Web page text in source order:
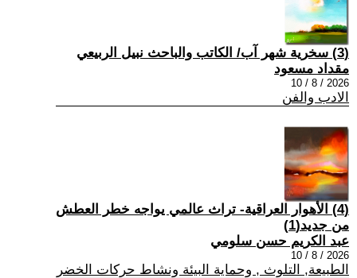
(3) سخرية شهر آب/ الكاتب والباحث نبيل الربيعي
مقداد مسعود
2026 / 8 / 10
الادب والفن
(4) الأهوار العراقية- تراث عالمي يواجه خطر العطش
من جديد(1)
عبد الكريم حسن سلومي
2026 / 8 / 10
الطبيعة, التلوث , وحماية البيئة ونشاط حركات الخضر